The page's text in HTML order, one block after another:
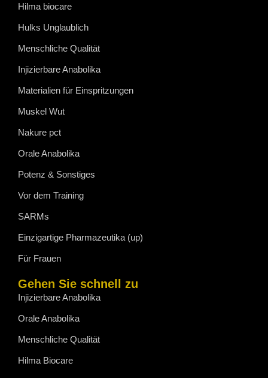
Hilma biocare
Hulks Unglaublich
Menschliche Qualität
Injizierbare Anabolika
Materialien für Einspritzungen
Muskel Wut
Nakure pct
Orale Anabolika
Potenz & Sonstiges
Vor dem Training
SARMs
Einzigartige Pharmazeutika (up)
Für Frauen
Gehen Sie schnell zu
Injizierbare Anabolika
Orale Anabolika
Menschliche Qualität
Hilma Biocare